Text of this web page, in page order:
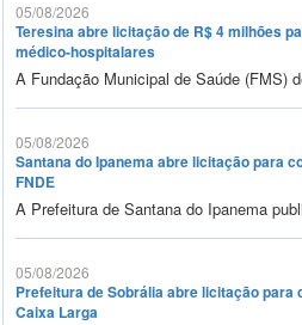
05/08/2026
Teresina abre licitação de R$ 4 milhões
médico-hospitalares
A Fundação Municipal de Saúde (FMS)
05/08/2026
Santana do Ipanema abre licitação para
FNDE
A Prefeitura de Santana do Ipanema
05/08/2026
Prefeitura de Sobrália abre licitação
Caixa Larga